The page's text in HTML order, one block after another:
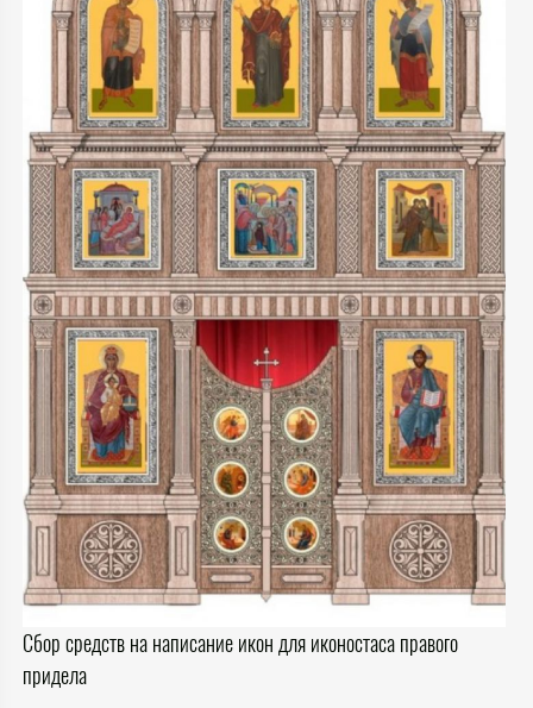
Сбор средств на написание икон для иконостаса правого
придела